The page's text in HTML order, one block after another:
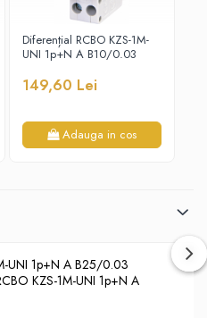
Diferențial RCBO KZS-1M-
UNI 1p+N A B10/0.03
149,60 Lei
Adauga in cos
UNI 1p+N A B25/0.03
KZS-1M-UNI 1p+N A